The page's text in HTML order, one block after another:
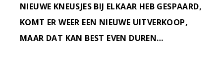
NIEUWE KNEUSJES BIJ ELKAAR HEB GESPAARD,
KOMT ER WEER EEN NIEUWE UITVERKOOP,
MAAR DAT KAN BEST EVEN DUREN…